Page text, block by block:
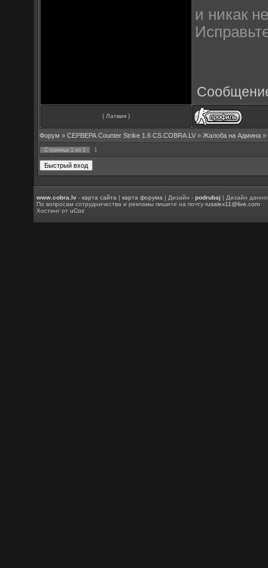
и никак
( Латвия )
Форум » СЕРВЕРА Counter Strike 1.6 CS.COBRA.LV » Жалоба на Админа »
Страница 1 из 1 1
www.cobra.lv -карта сайта |карта форума | Дизайн -podrubaj | Дизайн
По вопросам сотрудничества и рекламы пишите на почтуrusalex11@live.com
Хостинг отuCoz